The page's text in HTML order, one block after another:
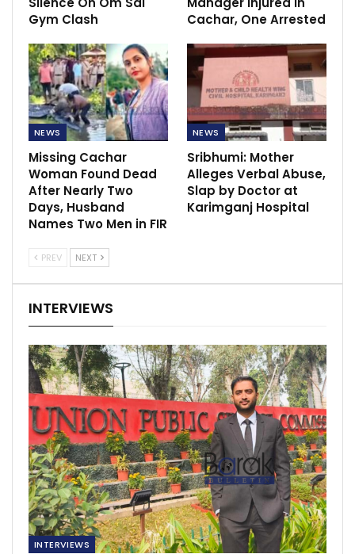
Gym Clash
Cachar, One Arrested
NEWS
Missing Cachar
Woman Found Dead
After Nearly Two
Days, Husband
Names Two Men in FIR
NEWS
Sribhumi: Mother
Alleges Verbal Abuse,
Slap by Doctor at
Karimganj Hospital
PREV NEXT
INTERVIEWS
INTERVIEWS